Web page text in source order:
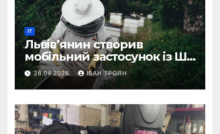
IT
Львів’янин створив
мобільний застосунок із ШІ-
асистентом для бджолярів
28.04.2026 ІВАН ТРОЯН